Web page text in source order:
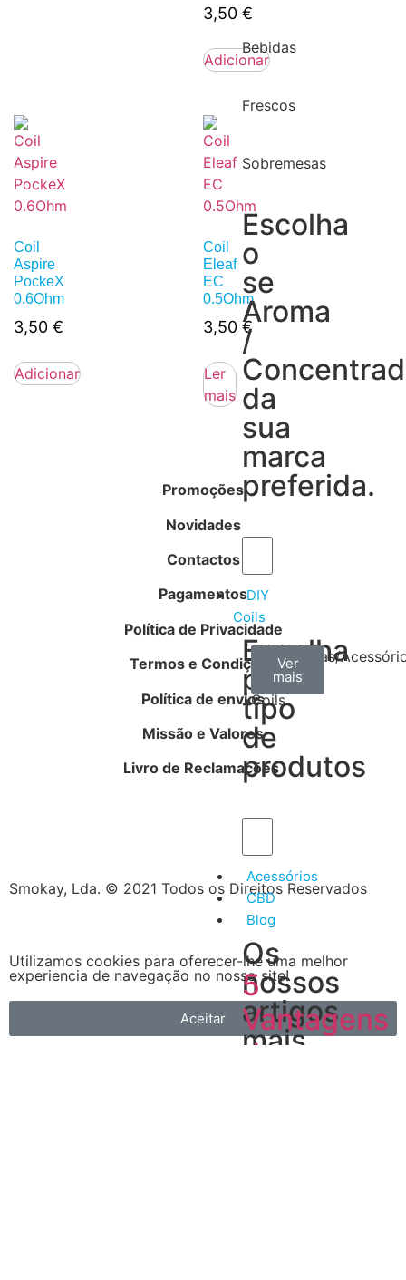
Bebidas
Frescos
Sobremesas
Escolha
o
se
Aroma
/
da
sua
marca
preferida.
DIY
Coils
Escolha
por
tipo
de
produtos
Arame
Coils
Ver
mais
Algodão
Ver
mais
Ferramentas/
Ver
mais
Acessórios
CBD
Blog
Os
nossos
artigos
mais
5
Vantagens
do
3,50 €
Adicionar
Coil
Aspire
PockeX
0.6Ohm
3,50 €
Adicionar
Coil
Eleaf
EC
0.5Ohm
3,50 €
Ler
mais
Promoções
Novidades
Contactos
Pagamentos
Política de Privacidade
Termos e Condições
Política de envios
Missão e Valores
Livro de Reclamações
Smokay, Lda. © 2021 Todos os Direitos Reservados
Utilizamos cookies para oferecer-lhe uma melhor
experiencia de navegação no nosso site!
Aceitar